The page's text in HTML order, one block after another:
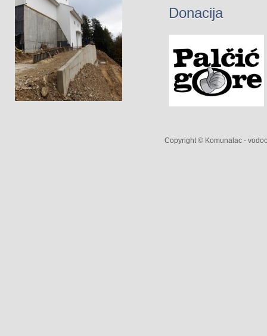
Donacija
Copyright © Komunalac -